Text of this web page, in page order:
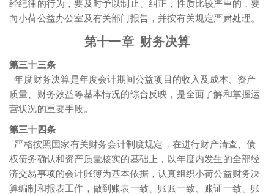
经纪律的行为，要及时予以制止、纠正，性质比较严重的，要
向小荷公益办公室及有关部门报告，并按有关规定严肃处理。
第十一章 财务决算
第三十三条
年度财务决算是年度会计期间公益项目的收入及成本、资产
质量、财务效益等基本情况的综合反映，是全面了解和掌握运
营状况的重要手段。
第三十四条
严格按照国家有关财务会计制度规定，在进行财产清查、债
权债务确认和资产质量核实的基础上，以年度内发生的全部经
济交易事项的会计账簿为基本依据，认真组织小荷公益财务决
算编制和报表工作，做到账表一致、账账一致、账证一致、账